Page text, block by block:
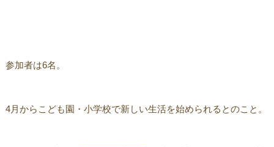
参加者は6名。
4月からこども園・小学校で新しい生活を始められるとのこと。